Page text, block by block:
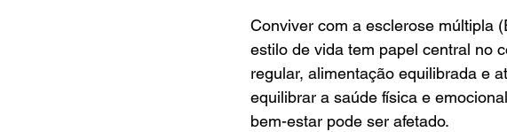
Conviver com a esclerose múltipla
estilo de vida tem papel central no
regular, alimentação equilibrada e
equilibrar a saúde física e
bem-estar pode ser afetado.